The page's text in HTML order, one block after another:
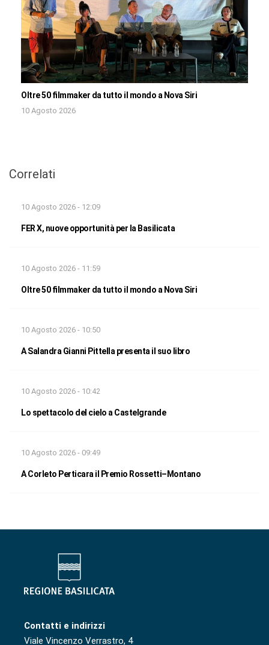
Oltre 50 filmmaker da tutto il mondo a Nova Siri
10 Agosto 2026
Correlati
10 Agosto 2026 - 12:09
FER X, nuove opportunità per la Basilicata
10 Agosto 2026 - 11:59
Oltre 50 filmmaker da tutto il mondo a Nova Siri
10 Agosto 2026 - 10:50
A Salandra Gianni Pittella presenta il suo libro
10 Agosto 2026 - 10:42
Lo spettacolo del cielo a Castelgrande
10 Agosto 2026 - 09:49
A Corleto Perticara il Premio Rossetti–Montano
Contatti e indirizzi
Viale Vincenzo Verrastro, 4